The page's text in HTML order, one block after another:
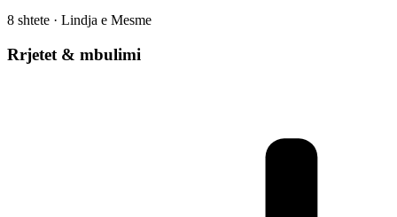
8 shtete · Lindja e Mesme
Rrjetet & mbulimi